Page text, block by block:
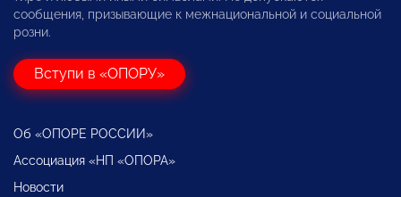
сообщения, призывающие к межнациональной и социальной
розни.
Вступи в «ОПОРУ»
Об «ОПОРЕ РОССИИ»
Ассоциация «НП «ОПОРА»
Новости